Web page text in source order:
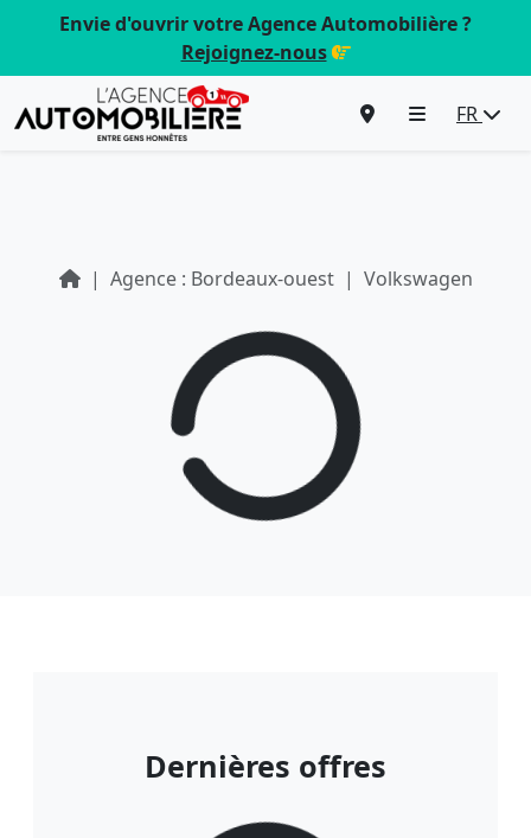
Envie d'ouvrir votre Agence Automobilière ?
Rejoignez-nous
FR
Agence : Bordeaux-ouest Volkswagen
Dernières offres